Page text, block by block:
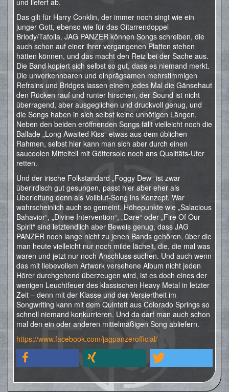
und liefert ab.
Das gilt für Harry Conklin, der immer noch singt wie ein
junger Gott, ebenso wie für das Gitarrendoppel
Briody/Tafolla. JAG PANZER können Songs schreiben, die
auch schon auf einer ihrer vergangenen Platten stehen
hätten können, und das macht den Reiz bei der Sache aus.
Die Band kopiert sich selbst so gut, dass es niemand merkt.
Die unverkennbaren und einprägsamen mehrstimmigen
Refrains und Bridges lassen einem jedes Mal die Gänsehaut
den Rücken rauf und runter hirschen, der Sound ist nicht
überragend, aber ausgeglichen und druckvoll genug, und
die Songs haben in sich selbst keine unnötigen Längen.
Neben den beiden eröffnenden Songs fällt vielleicht noch die
Ballade „Long Awaited Kiss“ etwas aus dem üblichen
Rahmen, selbst hier kann man sich aber durch einen
saucoolen Mittelteil mit Göttersolo noch ans Qualitäts-Ufer
retten.
Und der irische Folkstandard „Foggy Dew“ ist zwar
überirdisch gut gesungen, passt hier aber eher als
Überleitung denn als Vollblut-Song ins Konzept. War
wahrscheinlich auch so gemeint. Höhepunkte wie „Salacious
Bahavior“, „Divine Intervention“, „Dare“ oder „Fire Of Our
Spirit“ sind letztendlich aber Beweis genug, dass JAG
PANZER noch lange nicht zu jenen Bands gehören, über die
man heute vielleicht nur noch milde lächelt, die, die mal was
waren und jetzt nur noch Anschluss suchen. Und auch wenn
das mit liebevollem Artwork versehene Album nicht jeden
Hörer durchgehend überzeugen wird, ist es doch eines der
wenigen Leuchtfeuer des klassischen Heavy Metal in letzter
Zeit – denn mit der Klasse und der Versiertheit im
Songwriting kann mit dem Quintett aus Colorado Springs so
schnell niemand konkurrieren. Und da darf man auch schon
mal den ein oder anderen mittelmäßigen Song abliefern.
https://www.facebook.com/jagpanzerofficial/